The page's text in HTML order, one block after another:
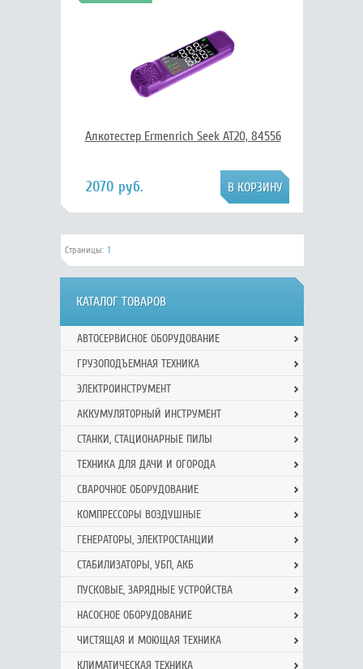
Алкотестер Ermenrich Seek AT20, 84556
2070 руб.
Страницы: 1
КАТАЛОГ ТОВАРОВ
АВТОСЕРВИСНОЕ ОБОРУДОВАНИЕ
ГРУЗОПОДЪЕМНАЯ ТЕХНИКА
ЭЛЕКТРОИНСТРУМЕНТ
АККУМУЛЯТОРНЫЙ ИНСТРУМЕНТ
СТАНКИ, СТАЦИОНАРНЫЕ ПИЛЫ
ТЕХНИКА ДЛЯ ДАЧИ И ОГОРОДА
СВАРОЧНОЕ ОБОРУДОВАНИЕ
КОМПРЕССОРЫ ВОЗДУШНЫЕ
ГЕНЕРАТОРЫ, ЭЛЕКТРОСТАНЦИИ
СТАБИЛИЗАТОРЫ, УБП, АКБ
ПУСКОВЫЕ, ЗАРЯДНЫЕ УСТРОЙСТВА
НАСОСНОЕ ОБОРУДОВАНИЕ
ЧИСТЯЩАЯ И МОЮЩАЯ ТЕХНИКА
КЛИМАТИЧЕСКАЯ ТЕХНИКА